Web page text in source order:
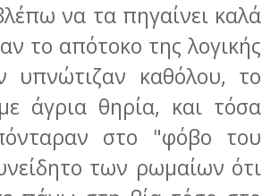
να τα πηγαίνει καλά
το απότοκο της λογικής
καθόλου, το
άγρια θηρία, και τόσα
στο "φόβο του
των ρωμαίων ότι